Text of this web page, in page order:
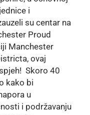
i
su centar na
Proud
Manchester
ovaj
Skoro 40
kako bi
u
i podržavanju